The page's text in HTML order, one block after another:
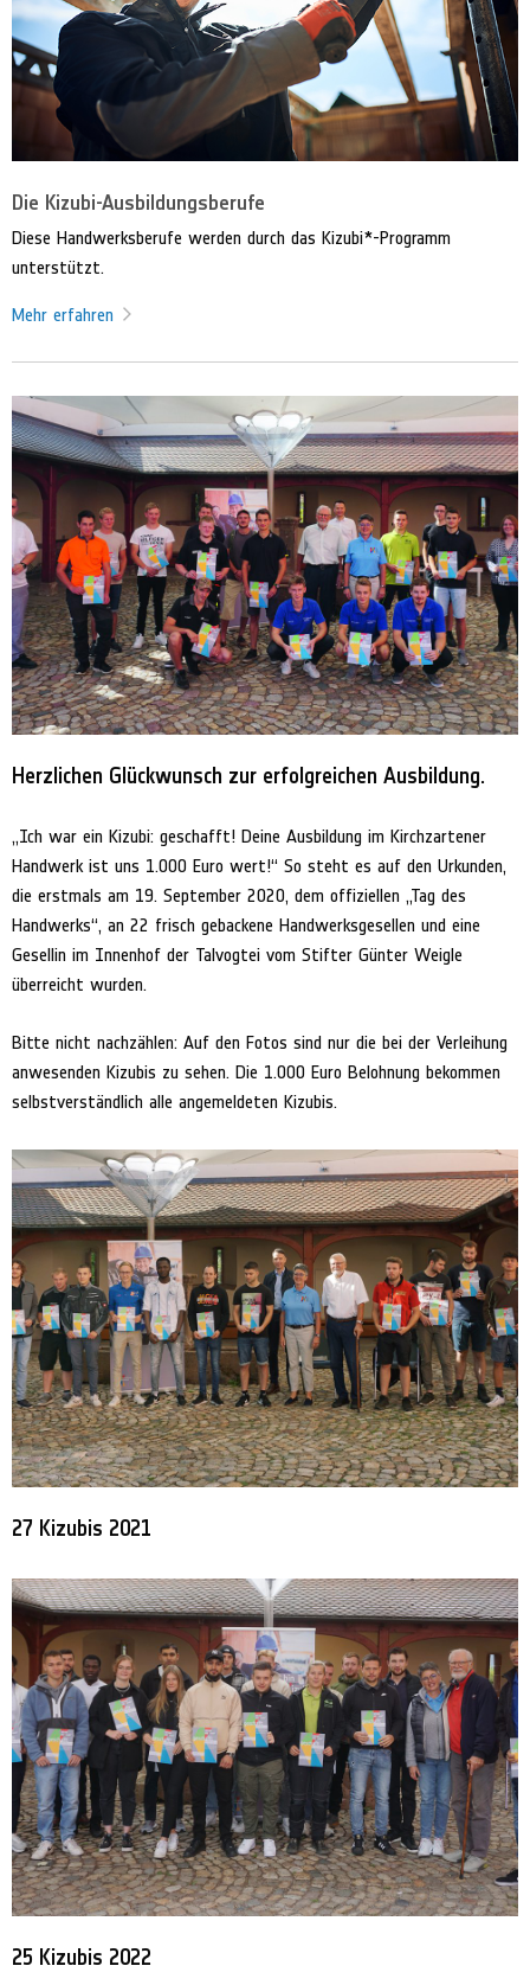
Die Kizubi-Ausbildungsberufe
Diese Handwerksberufe werden durch das Kizubi*-Programm
unterstützt.
Mehr erfahren
Herzlichen Glückwunsch zur erfolgreichen Ausbildung.
„Ich war ein Kizubi: geschafft! Deine Ausbildung im Kirchzartener
Handwerk ist uns 1.000 Euro wert!“ So steht es auf den Urkunden,
die erstmals am 19. September 2020, dem offiziellen „Tag des
Handwerks“, an 22 frisch gebackene Handwerksgesellen und eine
Gesellin im Innenhof der Talvogtei vom Stifter Günter Weigle
überreicht wurden.
Bitte nicht nachzählen: Auf den Fotos sind nur die bei der Verleihung
anwesenden Kizubis zu sehen. Die 1.000 Euro Belohnung bekommen
selbstverständlich alle angemeldeten Kizubis.
27 Kizubis 2021
25 Kizubis 2022